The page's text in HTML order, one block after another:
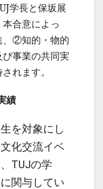
学長と保坂展
合意によっ
、②知的・物的
事業の共同実
れます。
績
を対象にし
化交流イベ
TUJの学
関与してい